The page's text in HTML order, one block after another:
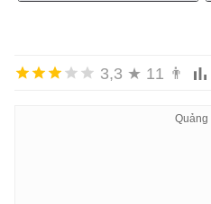
3,3 ★ 11 👨